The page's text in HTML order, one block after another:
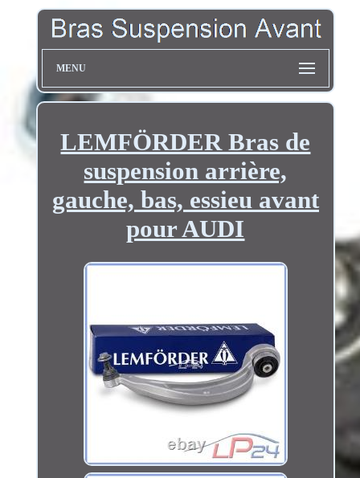
MENU
LEMFÖRDER Bras de
suspension arrière,
gauche, bas, essieu avant
pour AUDI